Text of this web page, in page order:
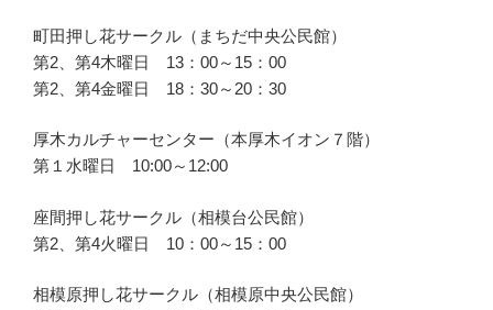
町田押し花サークル（まちだ中央公民館）
第2、第4木曜日 13：00～15：00
第2、第4金曜日 18：30～20：30
厚木カルチャーセンター（本厚木イオン７階）
第１水曜日 10:00～12:00
座間押し花サークル（相模台公民館）
第2、第4火曜日 10：00～15：00
相模原押し花サークル（相模原中央公民館）